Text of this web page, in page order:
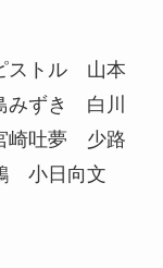
ストル 山本
ずき 白川
崎吐夢 少路
小日向文